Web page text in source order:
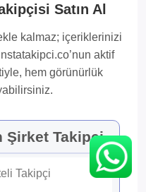
Satın Al
kalmaz; içeriklerinizi
aktif
hem görünürlük
Şirket Takipçi
Takipçi